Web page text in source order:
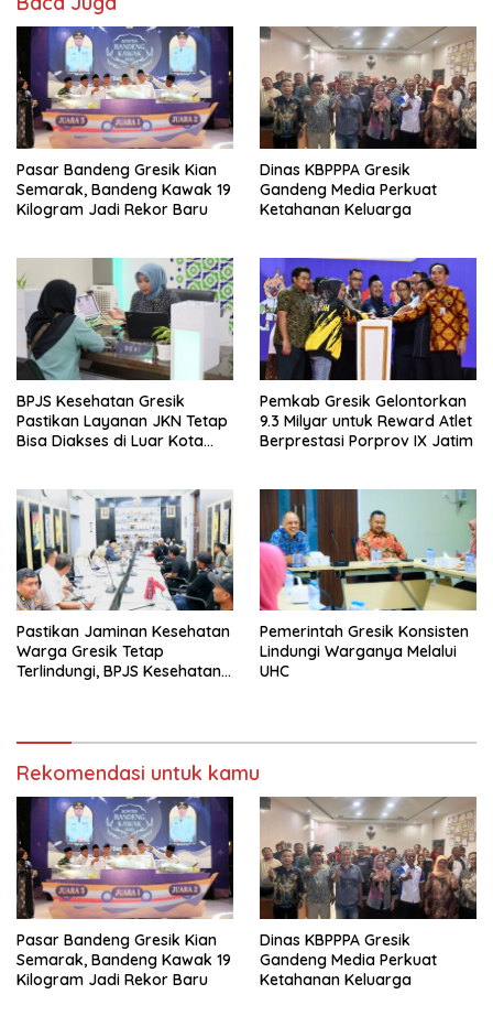
Pasar Bandeng Gresik Kian
Semarak, Bandeng Kawak 19
Kilogram Jadi Rekor Baru
Dinas KBPPPA Gresik
Gandeng Media Perkuat
Ketahanan Keluarga
BPJS Kesehatan Gresik
Pastikan Layanan JKN Tetap
Bisa Diakses di Luar Kota
Pemkab Gresik Gelontorkan
9.3 Milyar untuk Reward Atlet
Berprestasi Porprov IX Jatim
Pastikan Jaminan Kesehatan
Warga Gresik Tetap
Terlindungi, BPJS Kesehatan
Pemerintah Gresik Konsisten
Lindungi Warganya Melalui
UHC
Rekomendasi untuk kamu
Pasar Bandeng Gresik Kian
Semarak, Bandeng Kawak 19
Kilogram Jadi Rekor Baru
Dinas KBPPPA Gresik
Gandeng Media Perkuat
Ketahanan Keluarga